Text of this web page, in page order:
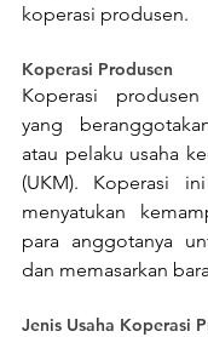
koperasi produsen.
Koperasi Produsen
Koperasi
yang
atau pelaku usaha
(UKM). Koperasi
menyatukan
para anggotanya
dan memasarkan
Jenis Usaha Koperasi